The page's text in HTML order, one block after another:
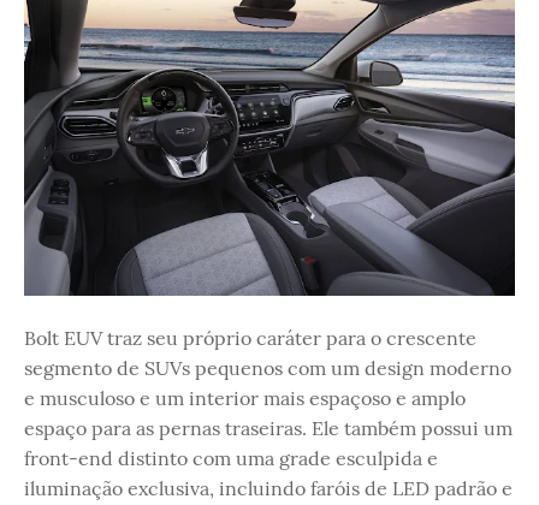
Bolt EUV traz seu próprio caráter para o crescente
segmento de SUVs pequenos com um design moderno
e musculoso e um interior mais espaçoso e amplo
espaço para as pernas traseiras. Ele também possui um
front-end distinto com uma grade esculpida e
iluminação exclusiva, incluindo faróis de LED padrão e